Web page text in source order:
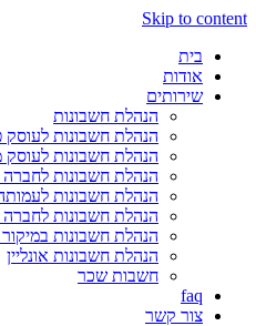
Skip to content
בית
אודות
שירותים
הנהלת חשבונות
הנהלת חשבונות לעוסק
הנהלת חשבונות
הנהלת חשבונות
הנהלת חשבונות
הנהלת חשבונות
הנהלת חשבונות במיקור
הנהלת חשבונות אונליין
חשבות שכר
faq
צור קשר